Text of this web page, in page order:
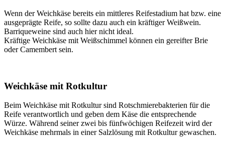
Wenn der Weichkäse bereits ein mittleres Reifestadium hat bzw. eine
ausgeprägte Reife, so sollte dazu auch ein kräftiger Weißwein.
Barriqueweine sind auch hier nicht ideal.
Kräftige Weichkäse mit Weißschimmel können ein gereifter Brie
oder Camembert sein.
Weichkäse mit Rotkultur
Beim Weichkäse mit Rotkultur sind Rotschmierebakterien für die
Reife verantwortlich und geben dem Käse die entsprechende
Würze. Während seiner zwei bis fünfwöchigen Reifezeit wird der
Weichkäse mehrmals in einer Salzlösung mit Rotkultur gewaschen.